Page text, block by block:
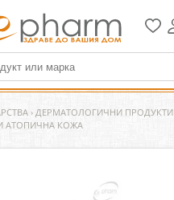
› ДЕРМАТОЛОГИЧНИ ПРОДУКТИ
АТОПИЧНА КОЖА